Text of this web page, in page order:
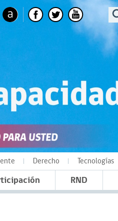
Derecho Tecnologías
RND